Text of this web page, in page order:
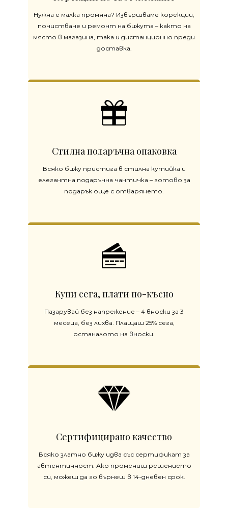
Нужна е малка промяна? Извършваме корекции,
почистване и ремонт на бижута – както на
място в магазина, така и дистанционно преди
доставка.
Стилна подаръчна опаковка
Всяко бижу пристига в стилна кутийка и
елегантна подаръчна чантичка – готово за
подарък още с отварянето.
Купи сега, плати по-късно
Пазарувай без напрежение – 4 вноски за 3
месеца, без лихва. Плащаш 25% сега,
останалото на вноски.
Сертифицирано качество
Всяко златно бижу идва със сертификат за
автентичност. Ако промениш решението
си, можеш да го върнеш в 14-дневен срок.